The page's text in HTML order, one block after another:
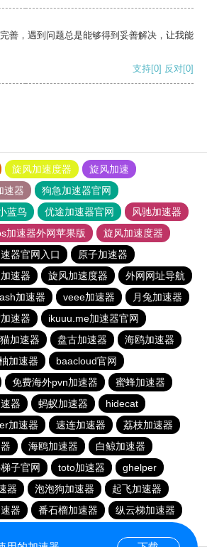
善，遇到问题总是能够得到妥善解决，让我能
支持[0] 反对[0]
旋风加速度器
旋风加速
速器
狗急加速器官网
蓝鸟 优途加速器官网
风驰加速器
加速器外网苹果版
旋风加速度器
器官网入口
原子加速器
速器 旋风加速度器
外网网址导航
加速器 veee加速器
月兔加速器
速器
ikuuu.me加速器官网
加速器 盘古加速器
海鸥加速器
加速器
baacloud官网
免费海外pvn加速器
蜜蜂加速器
器 蚂蚁加速器
hidecat
加速器 速连加速器
荔枝加速器
海鸥加速器
白鲸加速器
子官网 toto加速器
ghelper
器 泡泡狗加速器
起飞加速器
器 番石榴加速器
纵云梯加速器